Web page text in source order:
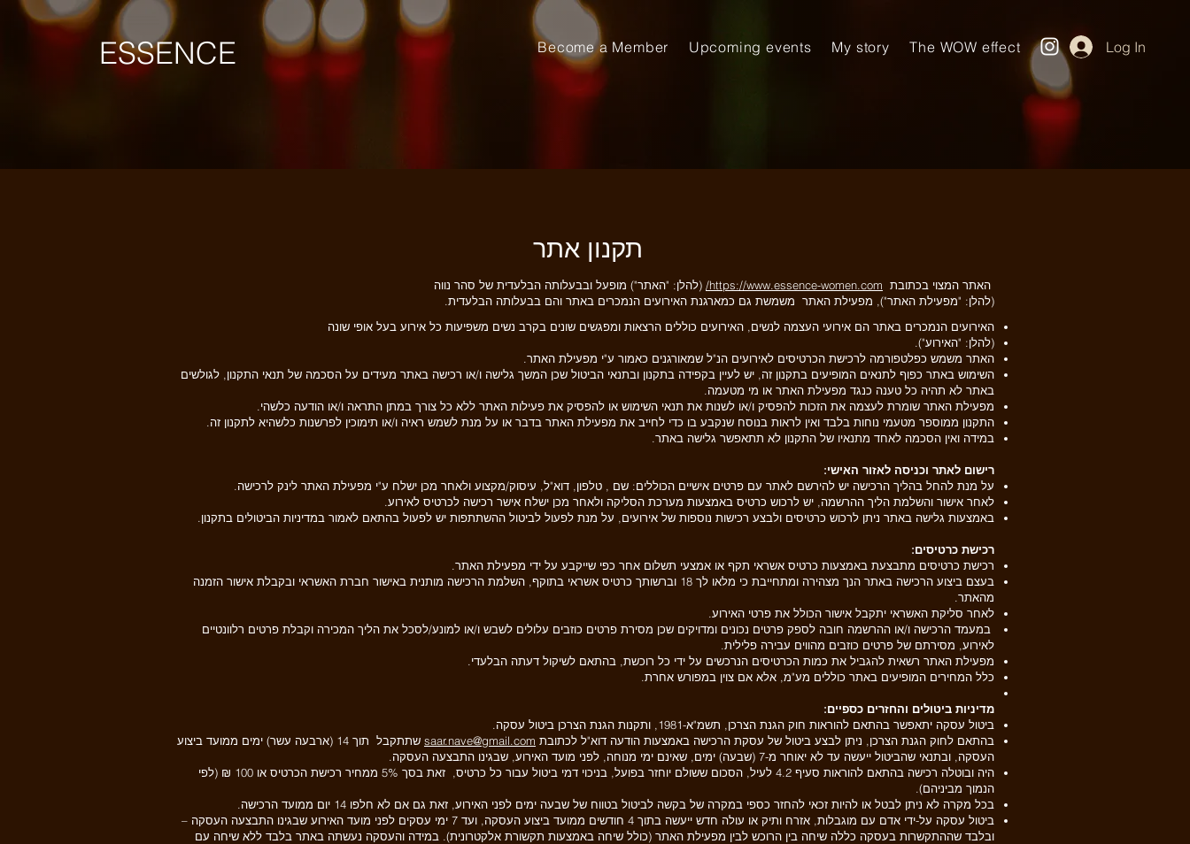
ESSENCE Become a Member Upcoming events My story The WOW effect Log In
תקנון אתר
האתר המצוי בכתובת https://www.essence-women.com/ (להלן: "האתר") מופעל ובבעלותה הבלעדית של סהר נווה
(להלן: "מפעילת האתר"), מפעילת האתר משמשת גם כמארגנת האירועים הנמכרים באתר והם בבעלותה הבלעדית.
האירועים הנמכרים באתר הם אירועי העצמה לנשים, האירועים כוללים הרצאות ומפגשים שונים בקרב נשים משפיעות כל אירוע בעל אופי שונה
(להלן: "האירוע").
האתר משמש כפלטפורמה לרכישת הכרטיסים לאירועים הנ"ל שמאורגנים כאמור ע"י מפעילת האתר.
השימוש באתר כפוף לתנאים המופיעים בתקנון זה, יש לעיין בקפידה בתקנון ובתנאי הביטול שכן המשך גלישה ו/או רכישה באתר מעידים על הסכמה של תנאי התקנון, לגולשים
באתר לא תהיה כל טענה כנגד מפעילת האתר או מי מטעמה.
מפעילת האתר שומרת לעצמה את הזכות להפסיק ו/או לשנות את תנאי השימוש או להפסיק את פעילות האתר ללא כל צורך במתן התראה ו/או הודעה כלשהי.
התקנון ממוספר מטעמי נוחות בלבד ואין לראות בנוסח שנקבע בו כדי לחייב את מפעילת האתר בדבר או על מנת לשמש ראיה ו/או תימוכין לפרשנות כלשהיא לתקנון זה.
במידה ואין הסכמה לאחד מתנאיו של התקנון לא תתאפשר גלישה באתר.
רישום לאתר וכניסה לאזור האישי:
על מנת להחל בהליך הרכישה יש להירשם לאתר עם פרטים אישיים הכוללים: שם , טלפון, דוא"ל, עיסוק/מקצוע ולאחר מכן ישלח ע"י מפעילת האתר לינק לרכישה.
לאחר אישור והשלמת הליך ההרשמה, יש לרכוש כרטיס באמצעות מערכת הסליקה ולאחר מכן ישלח אישר רכישה לכרטיס לאירוע.
באמצעות גלישה באתר ניתן לרכוש כרטיסים ולבצע רכישות נוספות של אירועים, על מנת לפעול לביטול ההשתתפות יש לפעול בהתאם לאמור במדיניות הביטולים בתקנון.
רכישת כרטיסים:
רכישת כרטיסים מתבצעת באמצעות כרטיס אשראי תקף או אמצעי תשלום אחר כפי שייקבע על ידי מפעילת האתר.
בעצם ביצוע הרכישה באתר הנך מצהירה ומתחייבת כי מלאו לך 18 וברשותך כרטיס אשראי בתוקף, השלמת הרכישה מותנית באישור חברת האשראי ובקבלת אישור הזמנה
מהאתר.
לאחר סליקת האשראי יתקבל אישור הכולל את פרטי האירוע.
במעמד הרכישה ו/או ההרשמה חובה לספק פרטים נכונים ומדויקים שכן מסירת פרטים כוזבים עלולים לשבש ו/או למונע/לסכל את הליך המכירה וקבלת פרטים רלוונטיים
לאירוע, מסירתם של פרטים כוזבים מהווים עבירה פלילית.
מפעילת האתר רשאית להגביל את כמות הכרטיסים הנרכשים על ידי כל רוכשת, בהתאם לשיקול דעתה הבלעדי.
כלל המחירים המופיעים באתר כוללים מע"מ, אלא אם צוין במפורש אחרת.
מדיניות ביטולים והחזרים כספיים:
ביטול עסקה יתאפשר בהתאם להוראות חוק הגנת הצרכן, תשמ"א-1981, ותקנות הגנת הצרכן ביטול עסקה.
בהתאם לחוק הגנת הצרכן, ניתן לבצע ביטול של עסקת הרכישה באמצעות הודעה דוא"ל לכתובת saar.nave@gmail.com
שתתקבל תוך 14 (ארבעה עשר) ימים ממועד ביצוע
העסקה, ובתנאי שהביטול ייעשה עד לא יאוחר מ-7 (שבעה) ימים, שאינם ימי מנוחה, לפני מועד האירוע, שבגינו התבצעה העסקה.
היה ובוטלה רכישה בהתאם להוראות סעיף ‏4.2 לעיל, הסכום ששולם יוחזר בפועל, בניכוי דמי ביטול עבור כל כרטיס, זאת בסך 5% ממחיר רכישת הכרטיס או 100 ₪ (לפי
הנמוך מביניהם).
בכל מקרה לא ניתן לבטל או להיות זכאי להחזר כספי במקרה של בקשה לביטול בטווח של שבעה ימים לפני האירוע, זאת גם אם לא חלפו 14 יום ממועד הרכישה.
ביטול עסקה על-ידי אדם עם מוגבלות, אזרח ותיק או עולה חדש ייעשה בתוך 4 חודשים ממועד ביצוע העסקה, ועד 7 ימי עסקים לפני מועד האירוע שבגינו התבצעה העסקה –
ובלבד שההתקשרות בעסקה כללה שיחה בין הרוכש לבין מפעילת האתר (כולל שיחה באמצעות תקשורת אלקטרונית). במידה והעסקה נעשתה באתר בלבד ללא שיחה עם